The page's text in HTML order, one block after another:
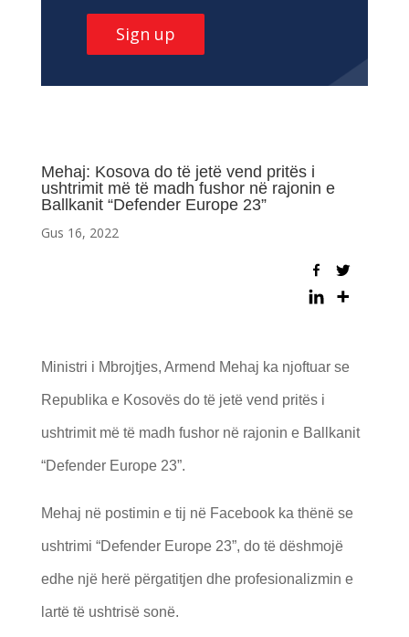
Sign up
Mehaj: Kosova do të jetë vend pritës i
ushtrimit më të madh fushor në rajonin e
Ballkanit “Defender Europe 23”
Gus 16, 2022
Ministri i Mbrojtjes, Armend Mehaj ka njoftuar se
Republika e Kosovës do të jetë vend pritës i
ushtrimit më të madh fushor në rajonin e Ballkanit
“Defender Europe 23”.
Mehaj në postimin e tij në Facebook ka thënë se
ushtrimi “Defender Europe 23”, do të dëshmojë
edhe një herë përgatitjen dhe profesionalizmin e
lartë të ushtrisë sonë.